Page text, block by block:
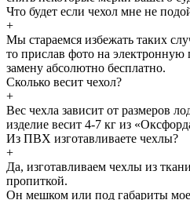
Что будет если чехол мне не
+
Мы стараемся избежать таких
то прислав фото на
замену абсолютно бесплатно.
Сколько весит чехол?
+
Вес чехла зависит от размеров
изделие весит 4-7 кг из
Из ПВХ изготавливаете чехлы?
+
Да, изготавливаем чехлы из
пропиткой.
Он мешком или под габариты